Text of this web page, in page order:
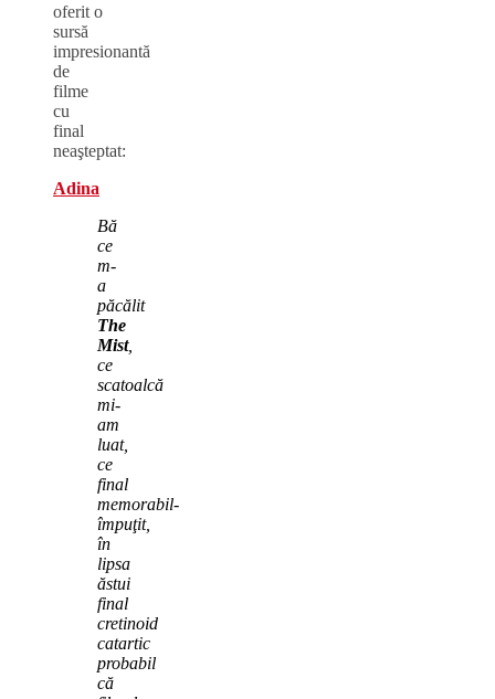
oferit o
sursă
impresionantă
de
filme
cu
final
neaşteptat:
Adina
Bă
ce
m-
a
păcălit
The
Mist,
ce
scatoalcă
mi-
am
luat,
ce
final
memorabil-
împuţit,
în
lipsa
ăstui
final
cretinoid
catartic
probabil
că